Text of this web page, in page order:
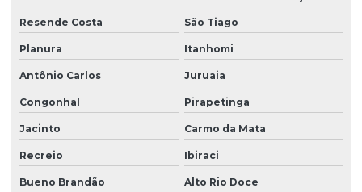
Resende Costa São Tiago
Planura Itanhomi
Antônio Carlos Juruaia
Congonhal Pirapetinga
Jacinto Carmo da Mata
Recreio Ibiraci
Bueno Brandão Alto Rio Doce